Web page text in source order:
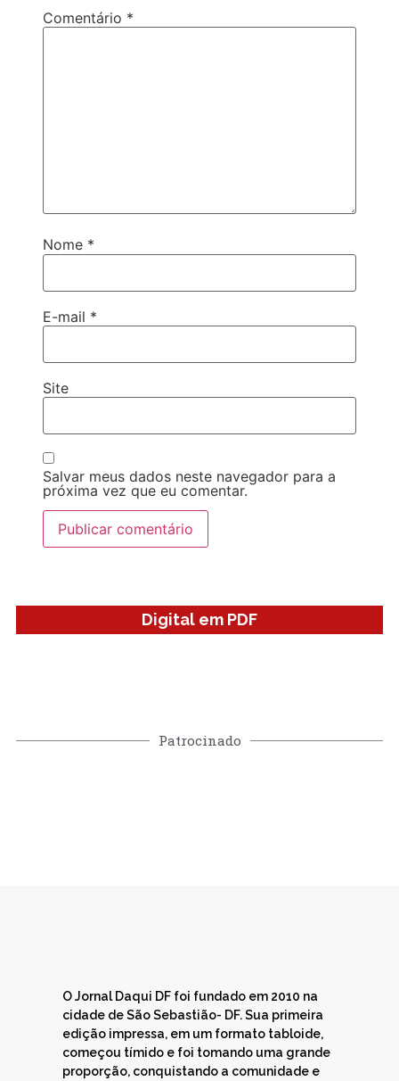
Comentário *
Nome *
E-mail *
Site
Salvar meus dados neste navegador para a
próxima vez que eu comentar.
Digital em PDF
Patrocinado
O Jornal Daqui DF foi fundado em 2010 na
cidade de São Sebastião- DF. Sua primeira
edição impressa, em um formato tabloide,
começou tímido e foi tomando uma grande
proporção, conquistando a comunidade e